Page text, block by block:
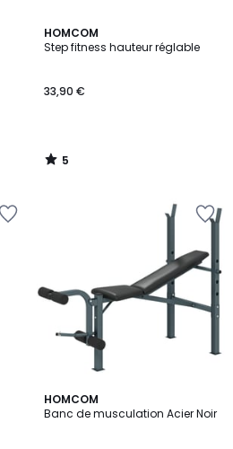
HOMCOM
Step fitness hauteur réglable
33,90 €
5
/
5
/
HOMCOM
Banc de musculation Acier Noir
4
/